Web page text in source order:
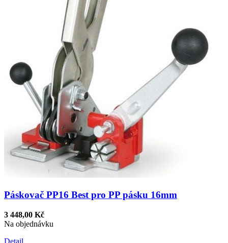
Páskovač PP16 Best pro PP pásku 16mm
3 448,00 Kč
Na objednávku
Detail